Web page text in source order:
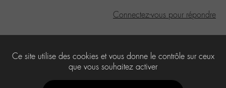
Connectez-vous pour répondre
Vous devezêtre connectépour publier un commentaire.
Ce site utilise des cookies et vous donne le contrôle sur ceux
que vous souhaitez activer